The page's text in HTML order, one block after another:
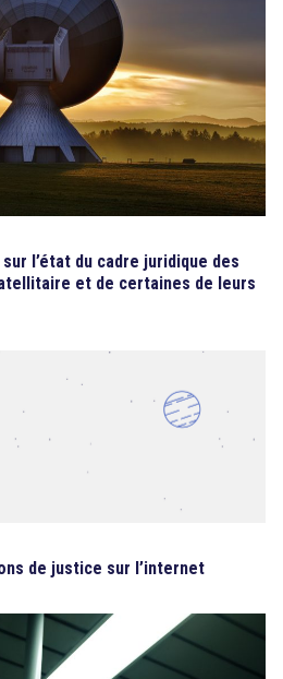
l’état du cadre juridique des
et de certaines de leurs
de justice sur l’internet